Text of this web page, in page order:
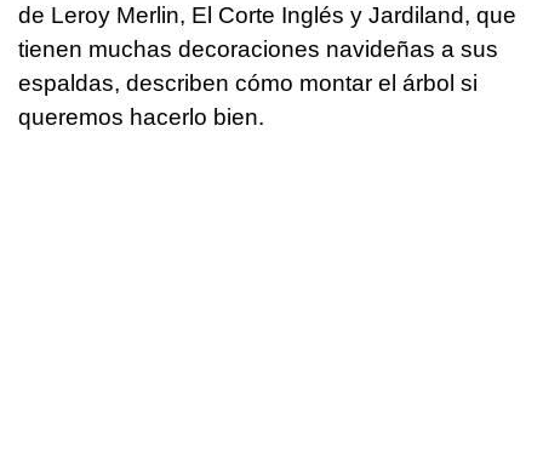
de Leroy Merlin, El Corte Inglés y Jardiland, que
tienen muchas decoraciones navideñas a sus
espaldas, describen cómo montar el árbol si
queremos hacerlo bien.